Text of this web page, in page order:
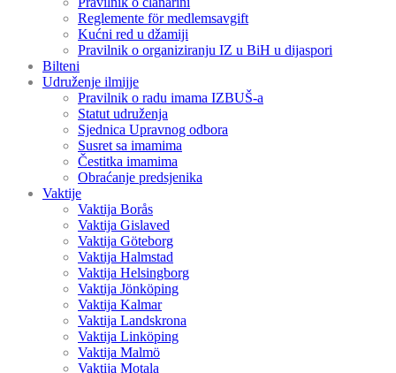
Reglemente för medlemsavgift
Kućni red u džamiji
Pravilnik o organiziranju IZ u BiH u dijaspori
Bilteni
Udruženje ilmijje
Pravilnik o radu imama IZBUŠ-a
Statut udruženja
Sjednica Upravnog odbora
Susret sa imamima
Čestitka imamima
Obraćanje predsjenika
Vaktije
Vaktija Borås
Vaktija Gislaved
Vaktija Göteborg
Vaktija Halmstad
Vaktija Helsingborg
Vaktija Jönköping
Vaktija Kalmar
Vaktija Landskrona
Vaktija Linköping
Vaktija Malmö
Vaktija Motala